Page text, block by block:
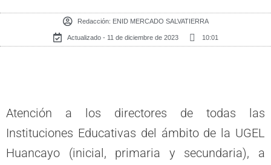
Redacción: ENID MERCADO SALVATIERRA
Actualizado - 11 de diciembre de 2023 10:01
Atención a los directores de todas las
Instituciones Educativas del ámbito de la UGEL
Huancayo (inicial, primaria y secundaria), a